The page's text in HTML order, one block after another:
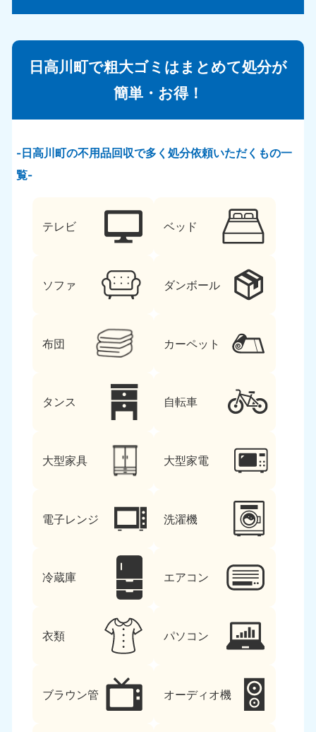
日高川町で粗大ゴミはまとめて処分が
簡単・お得！
日高川町の不用品回収で多く処分依頼いただくもの一
覧
テレビ ベッド
ソファ ダンボール
布団 カーペット
タンス 自転車
大型家具 大型家電
電子レンジ 洗濯機
冷蔵庫 エアコン
衣類 パソコン
ブラウン管 オーディオ機